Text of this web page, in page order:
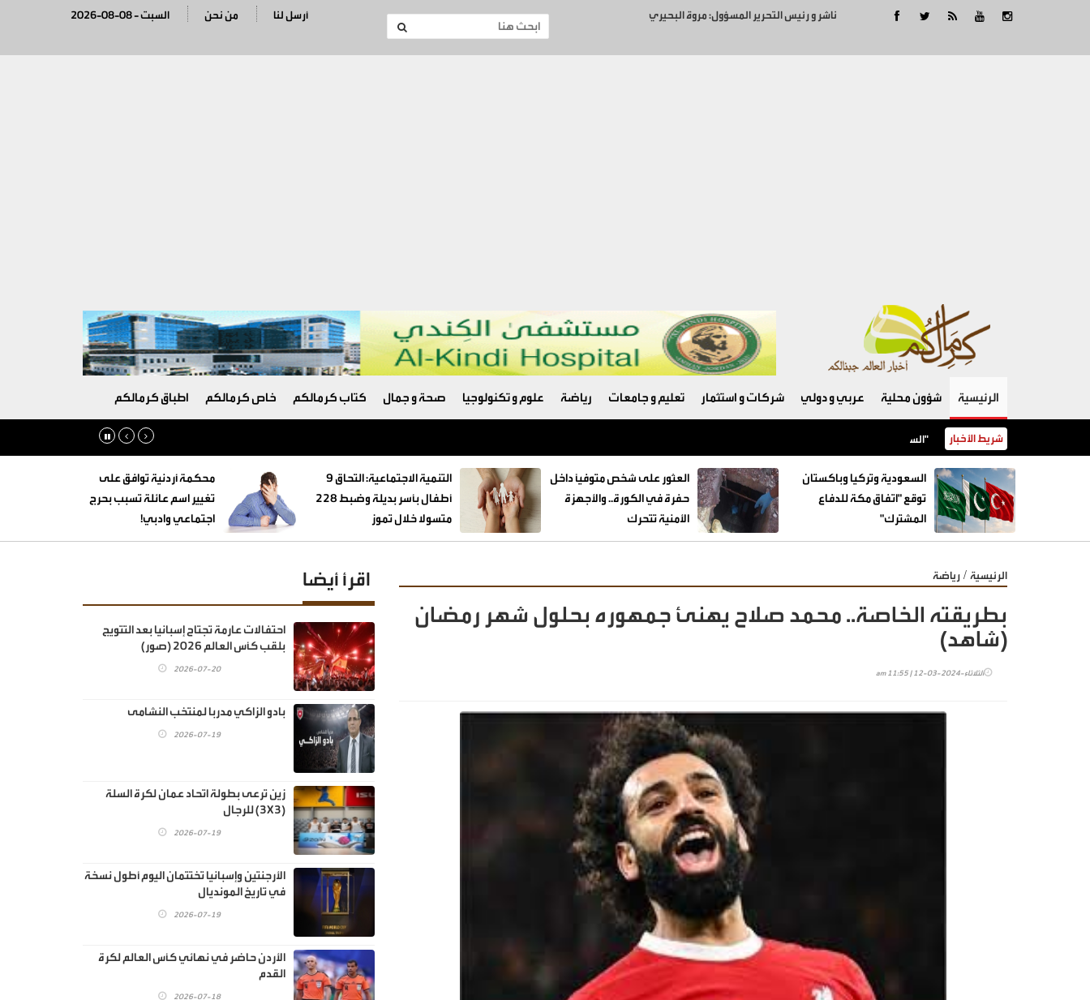
ناشر و رئيس التحرير المسؤول: مروة البحيري 2026-08-08 - السبت من نحن أرسل لنا
الرئيسية شؤون محلية عربي و دولي شركات و استثمار تعليم و جامعات رياضة علوم و تكنولوجيا صحة و جمال كتاب كرمالكم خاص كرمالكم اطباق كرمالكم
شريط الأخبار السعودية وتركيا وباكستان توقع "اتفاق مكة للدفاع المشترك"
السعودية وتركيا وباكستان
توقع "اتفاق مكة للدفاع
المشترك"
العثور على شخص متوفيًا داخل
حفرة في الكورة.. والأجهزة
الأمنية تتحرك
‏التنمية الاجتماعية: التحاق 9
أطفال بأسر بديلة وضبط 228
متسولا خلال تموز
محكمة أردنية توافق على
تغيير اسم عائلة تسبب بحرج
اجتماعي وادبي!
الرئيسية / رياضة
بطريقته الخاصة.. محمد صلاح يهنئ جمهوره بحلول شهر رمضان
(شاهد)
الثلاثاء-2024-03-12 | 11:55 am
اقرأ أيضا
احتفالات عارمة تجتاح إسبانيا بعد التتويج
بلقب كأس العالم 2026 (صور)
2026-07-20
بادو الزاكي مدربا لمنتخب النشامى
2026-07-19
زين ترعى بطولة اتحاد عمان لكرة السلة
(3X3) للرجال
2026-07-19
الأرجنتين وإسبانيا تختتمان اليوم أطول نسخة
في تاريخ المونديال
2026-07-19
الأردن حاضر في نهائي كأس العالم لكرة
القدم
2026-07-18